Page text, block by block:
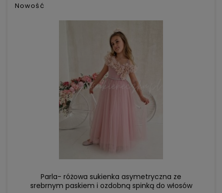
Parla- różowa sukienka asymetryczna ze
srebrnym paskiem i ozdobną spinką do włosów
Nowość